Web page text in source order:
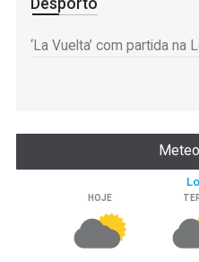
‘La Vuelta’ com partida na